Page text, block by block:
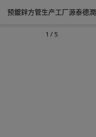
预鍍鋅方管生产工厂源泰德潤
1 / 5